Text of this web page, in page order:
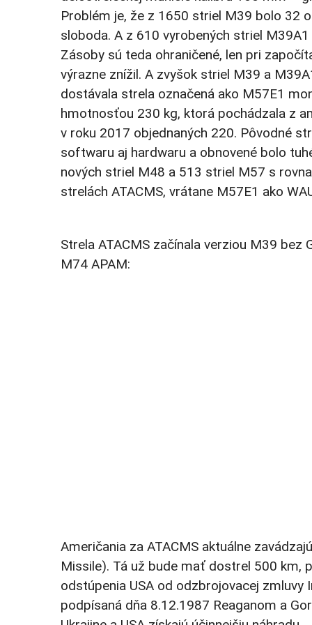
Problém je, že z 1650 striel M39 bolo 32
sloboda. A z 610 vyrobených striel
Zásoby sú teda ohraničené, len pri
výrazne znížil. A zvyšok striel M39 a
dostávala strela označená ako M57E1
hmotnosťou 230 kg, ktorá pochádzala z
v roku 2017 objednaných 220. Pôvodné
softwaru aj hardwaru a obnovené bolo
nových striel M48 a 513 striel M57 s
strelách ATACMS, vrátane M57E1 ako
Strela ATACMS začínala verziou M39
M74 APAM:
Američania za ATACMS aktuálne
Missile). Tá už bude mať dostrel 500 km,
odstúpenia USA od odzbrojovacej
podpísaná dňa 8.12.1987 Reaganom a